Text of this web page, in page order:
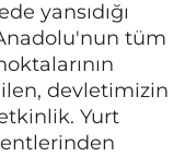
yansıdığı
tüm
devletimizin
Yurt